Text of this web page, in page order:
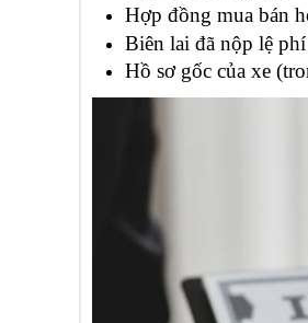
Hợp đồng mua bán
Biên lai đã nộp lệ
Hồ sơ gốc của xe